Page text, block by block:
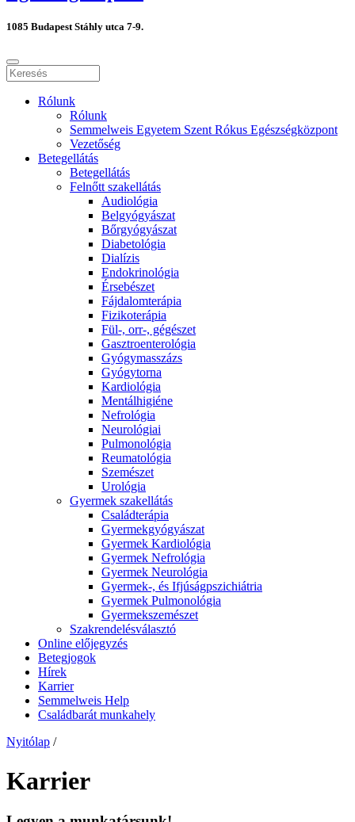
1085 Budapest Stáhly utca 7-9.
Rólunk
Rólunk
Semmelweis Egyetem Szent Rókus Egészségközpont
Vezetőség
Betegellátás
Betegellátás
Felnőtt szakellátás
Audiológia
Belgyógyászat
Bőrgyógyászat
Diabetológia
Dialízis
Endokrinológia
Érsebészet
Fájdalomterápia
Fizikoterápia
Fül-, orr-, gégészet
Gasztroenterológia
Gyógymasszázs
Gyógytorna
Kardiológia
Mentálhigiéne
Nefrológia
Neurológiai
Pulmonológia
Reumatológia
Szemészet
Urológia
Gyermek szakellátás
Családterápia
Gyermekgyógyászat
Gyermek Kardiológia
Gyermek Nefrológia
Gyermek Neurológia
Gyermek-, és Ifjúságpszichiátria
Gyermek Pulmonológia
Gyermekszemészet
Szakrendelésválasztó
Online előjegyzés
Betegjogok
Hírek
Karrier
Semmelweis Help
Családbarát munkahely
Nyitólap /
Karrier